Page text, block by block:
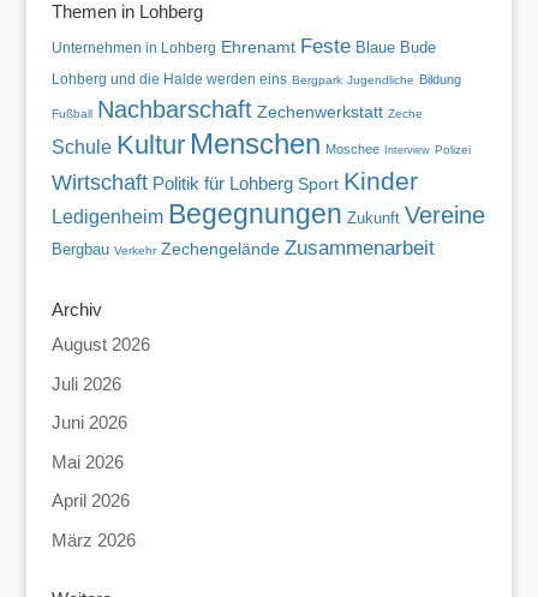
Themen in Lohberg
Unternehmen in Lohberg Ehrenamt Feste Blaue Bude
Lohberg und die Halde werden eins Bergpark Jugendliche Bildung
Fußball Nachbarschaft Zechenwerkstatt Zeche
Schule Kultur Menschen Moschee Interview Polizei
Wirtschaft Politik für Lohberg Sport Kinder
Ledigenheim Begegnungen Zukunft Vereine
Bergbau Verkehr Zechengelände Zusammenarbeit
Archiv
August 2026
Juli 2026
Juni 2026
Mai 2026
April 2026
März 2026